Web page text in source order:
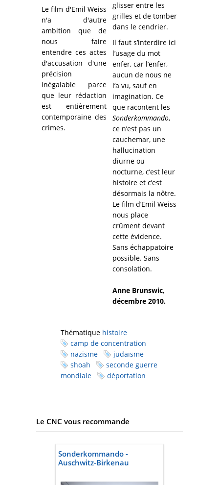
Le film d'Emil Weiss
n'a d'autre
ambition que de
nous faire
entendre ces actes
d'accusation d'une
précision
inégalable parce
que leur rédaction
est entièrement
contemporaine des
crimes.
glisser entre les
grilles et de tomber
dans le cendrier.
Il faut s’interdire ici
l’usage du mot
enfer, car l’enfer,
aucun de nous ne
l’a vu, sauf en
imagination. Ce
que racontent les
Sonderkommando,
ce n’est pas un
cauchemar, une
hallucination
diurne ou
nocturne, c’est leur
histoire et c’est
désormais la nôtre.
Le film d’Emil Weiss
nous place
crûment devant
cette évidence.
Sans échappatoire
possible. Sans
consolation.
Anne Brunswic,
décembre 2010.
Thématique histoire
camp de concentration
nazisme
judaïsme
shoah
seconde guerre
mondiale
déportation
Le CNC vous recommande
Sonderkommando -
Auschwitz-Birkenau